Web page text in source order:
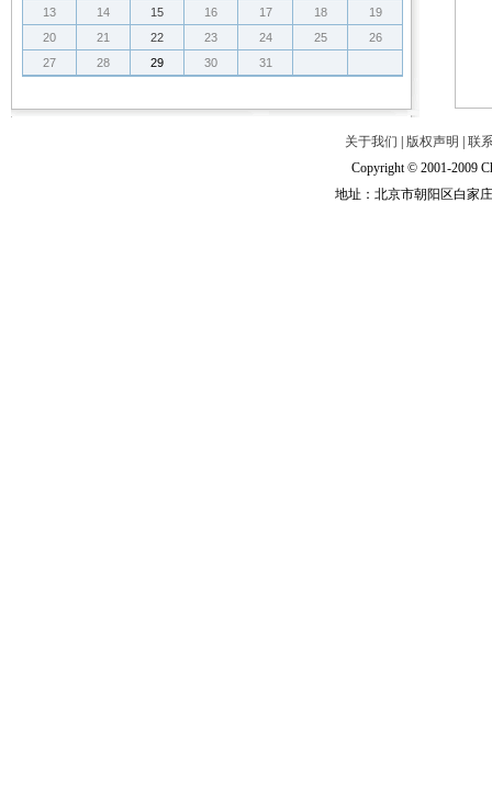
13
14 15 16 17 18
19
20
21 22 23 24 25
26
27
28 29 30 31
关于我们 版权声明
联
Copyright © 2001-2009
地址：北京市朝阳区白家